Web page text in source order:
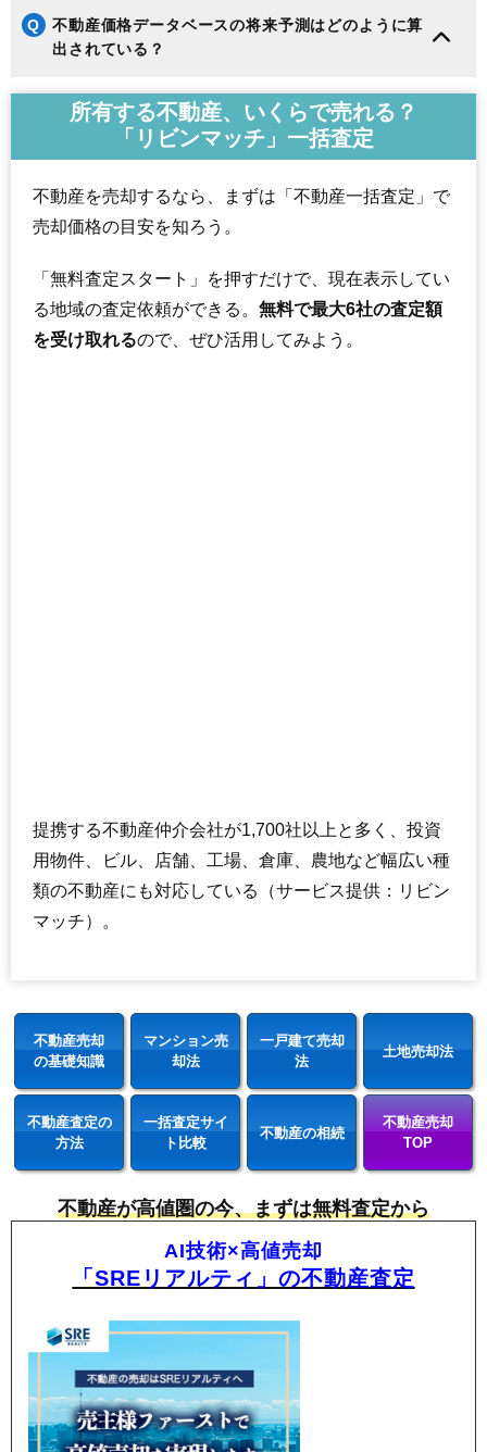
Q
不動産価格データベースの将来予測はどのように算
出されている？
所有する不動産、いくらで売れる？
「リビンマッチ」一括査定
不動産を売却するなら、まずは「不動産一括査定」で
売却価格の目安を知ろう。
「無料査定スタート」を押すだけで、現在表示してい
る地域の査定依頼ができる。 無料で最大6社の査定額
を受け取れるので、ぜひ活用してみよう。
提携する不動産仲介会社が1,700社以上と多く、投資
用物件、ビル、店舗、工場、倉庫、農地など幅広い種
類の不動産にも対応している（サービス提供：リビン
マッチ）。
不動産売却
の基礎知識
マンション売
却法
一戸建て売却
法
土地売却法
不動産査定の
方法
一括査定サイ
ト比較
不動産の相続
不動産売却
TOP
不動産が高値圏の今、まずは無料査定から
AI技術×高値売却
「SREリアルティ」の不動産査定